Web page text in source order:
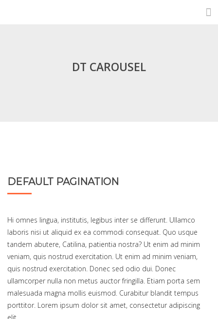
DT CAROUSEL
DEFAULT PAGINATION
Hi omnes lingua, institutis, legibus inter se differunt. Ullamco
laboris nisi ut aliquid ex ea commodi consequat. Quo usque
tandem abutere, Catilina, patientia nostra? Ut enim ad minim
veniam, quis nostrud exercitation. Ut enim ad minim veniam,
quis nostrud exercitation. Donec sed odio dui. Donec
ullamcorper nulla non metus auctor fringilla. Etiam porta sem
malesuada magna mollis euismod. Curabitur blandit tempus
porttitor. Lorem ipsum dolor sit amet, consectetur adipiscing